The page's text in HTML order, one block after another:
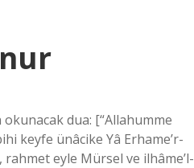
dua: [“Allahumme
keyfe ünâcike Yâ Erhame’r-
rahmet eyle Mürsel ve ilhâme’l-